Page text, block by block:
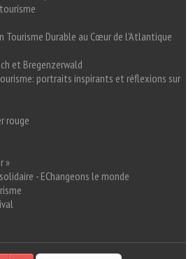
Tourisme Durable au Cœur de l'Atlantique
et Bregenzerwald
portraits inspirants et réflexions sur
rouge
»
- EChangeons le monde